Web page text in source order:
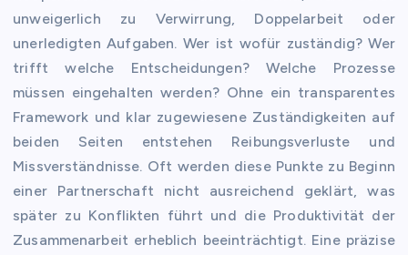
unweigerlich zu Verwirrung, Doppelarbeit oder
unerledigten Aufgaben. Wer ist wofür zuständig? Wer
trifft welche Entscheidungen? Welche Prozesse
müssen eingehalten werden? Ohne ein transparentes
Framework und klar zugewiesene Zuständigkeiten auf
beiden Seiten entstehen Reibungsverluste und
Missverständnisse. Oft werden diese Punkte zu Beginn
einer Partnerschaft nicht ausreichend geklärt, was
später zu Konflikten führt und die Produktivität der
Zusammenarbeit erheblich beeinträchtigt. Eine präzise